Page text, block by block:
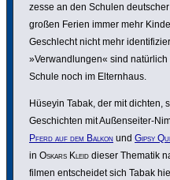
zesse an den Schulen
großen Ferien immer mehr
Geschlecht nicht mehr
»Verwand­lungen« sind
Schule noch im Eltern­haus.
Hüseyin Tabak, der mit dichten,
Geschichten mit Außen­seiter-
Pferd auf dem Balkon und Gipsy
in Oskars Kleid dieser Thematik
filmen entscheidet sich Tabak